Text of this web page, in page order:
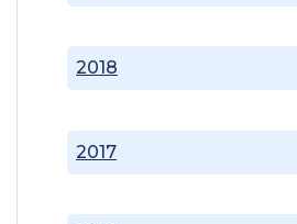
2017
2018